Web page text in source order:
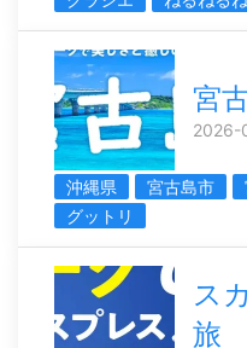
宮
2026-
沖縄県 宮古島市
グットリ
ス
旅